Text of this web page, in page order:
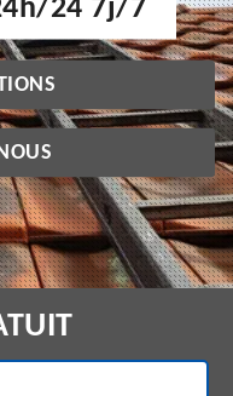
24 7j/7